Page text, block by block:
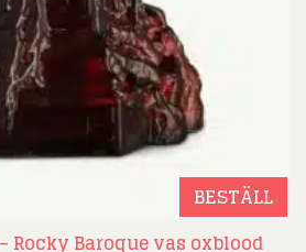
BESTÄLL
Rocky Baroque vas oxblood